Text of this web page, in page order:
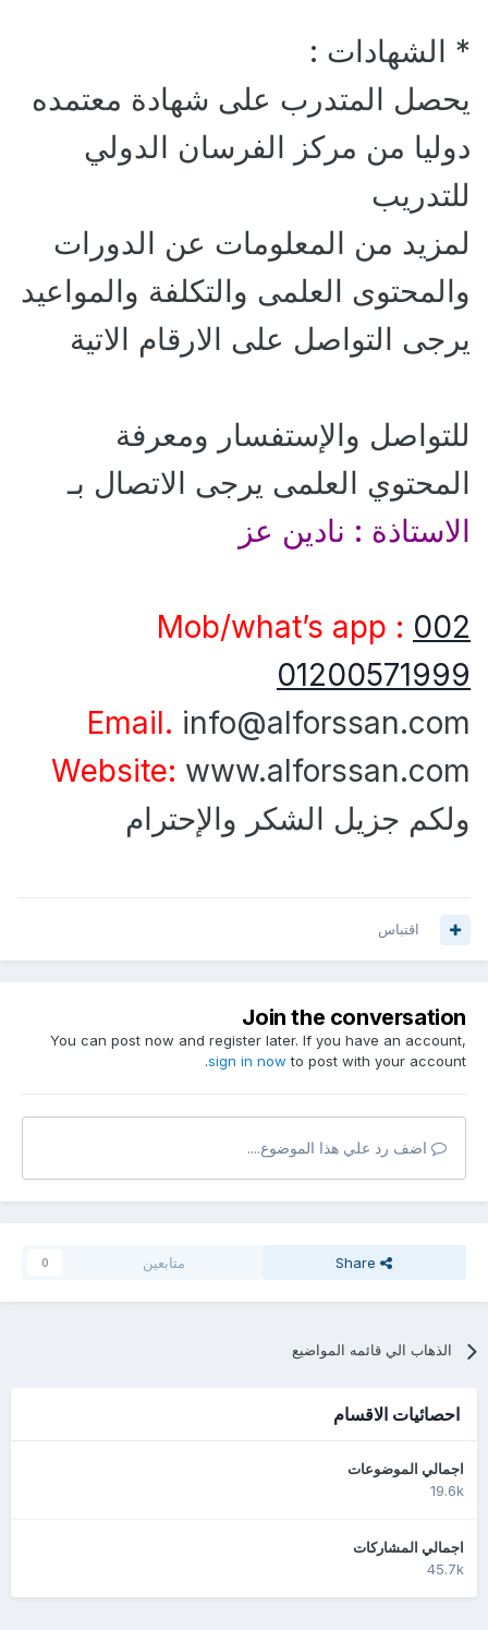
* الشهادات :
يحصل المتدرب على شهادة معتمده
دوليا من مركز الفرسان الدولي
للتدريب
لمزيد من المعلومات عن الدورات
والمحتوى العلمى والتكلفة والمواعيد
يرجى التواصل على الارقام الاتية
للتواصل والإستفسار ومعرفة
المحتوي العلمى يرجى الاتصال بـ
الاستاذة : نادين عز
Mob/what’s app : 002
01200571999
Email. info@alforssan.com
Website: www.alforssan.com
ولكم جزيل الشكر والإحترام
اقتباس
Join the conversation
You can post now and register later. If you have an account,
sign in nowto post with your account.
اضف رد علي هذا الموضوع....
Share متابعين 0
الذهاب الي قائمه المواضيع
احصائيات الاقسام
اجمالي الموضوعات
19.6k
اجمالي المشاركات
45.7k